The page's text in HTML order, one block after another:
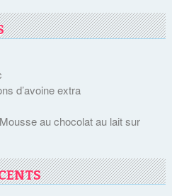
d’avoine extra
au chocolat au lait sur